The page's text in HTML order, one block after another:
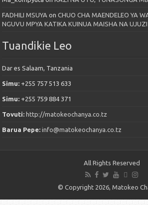
FADHILI MSUYA onCHUO CHA MAENDELEO YA
NGUVU MPYA KATIKA KUINUA MAISHA NA
Tuandikie Leo
Dar es Salaam, Tanzania
Simu: +255 757 513 633
Simu: +255 759 884 371
Tovuti: http://matokeochanya.co.tz
Barua Pepe:info@matokeochanya.co.tz
All Rights Reserved
© Copyright 2026, Matokeo